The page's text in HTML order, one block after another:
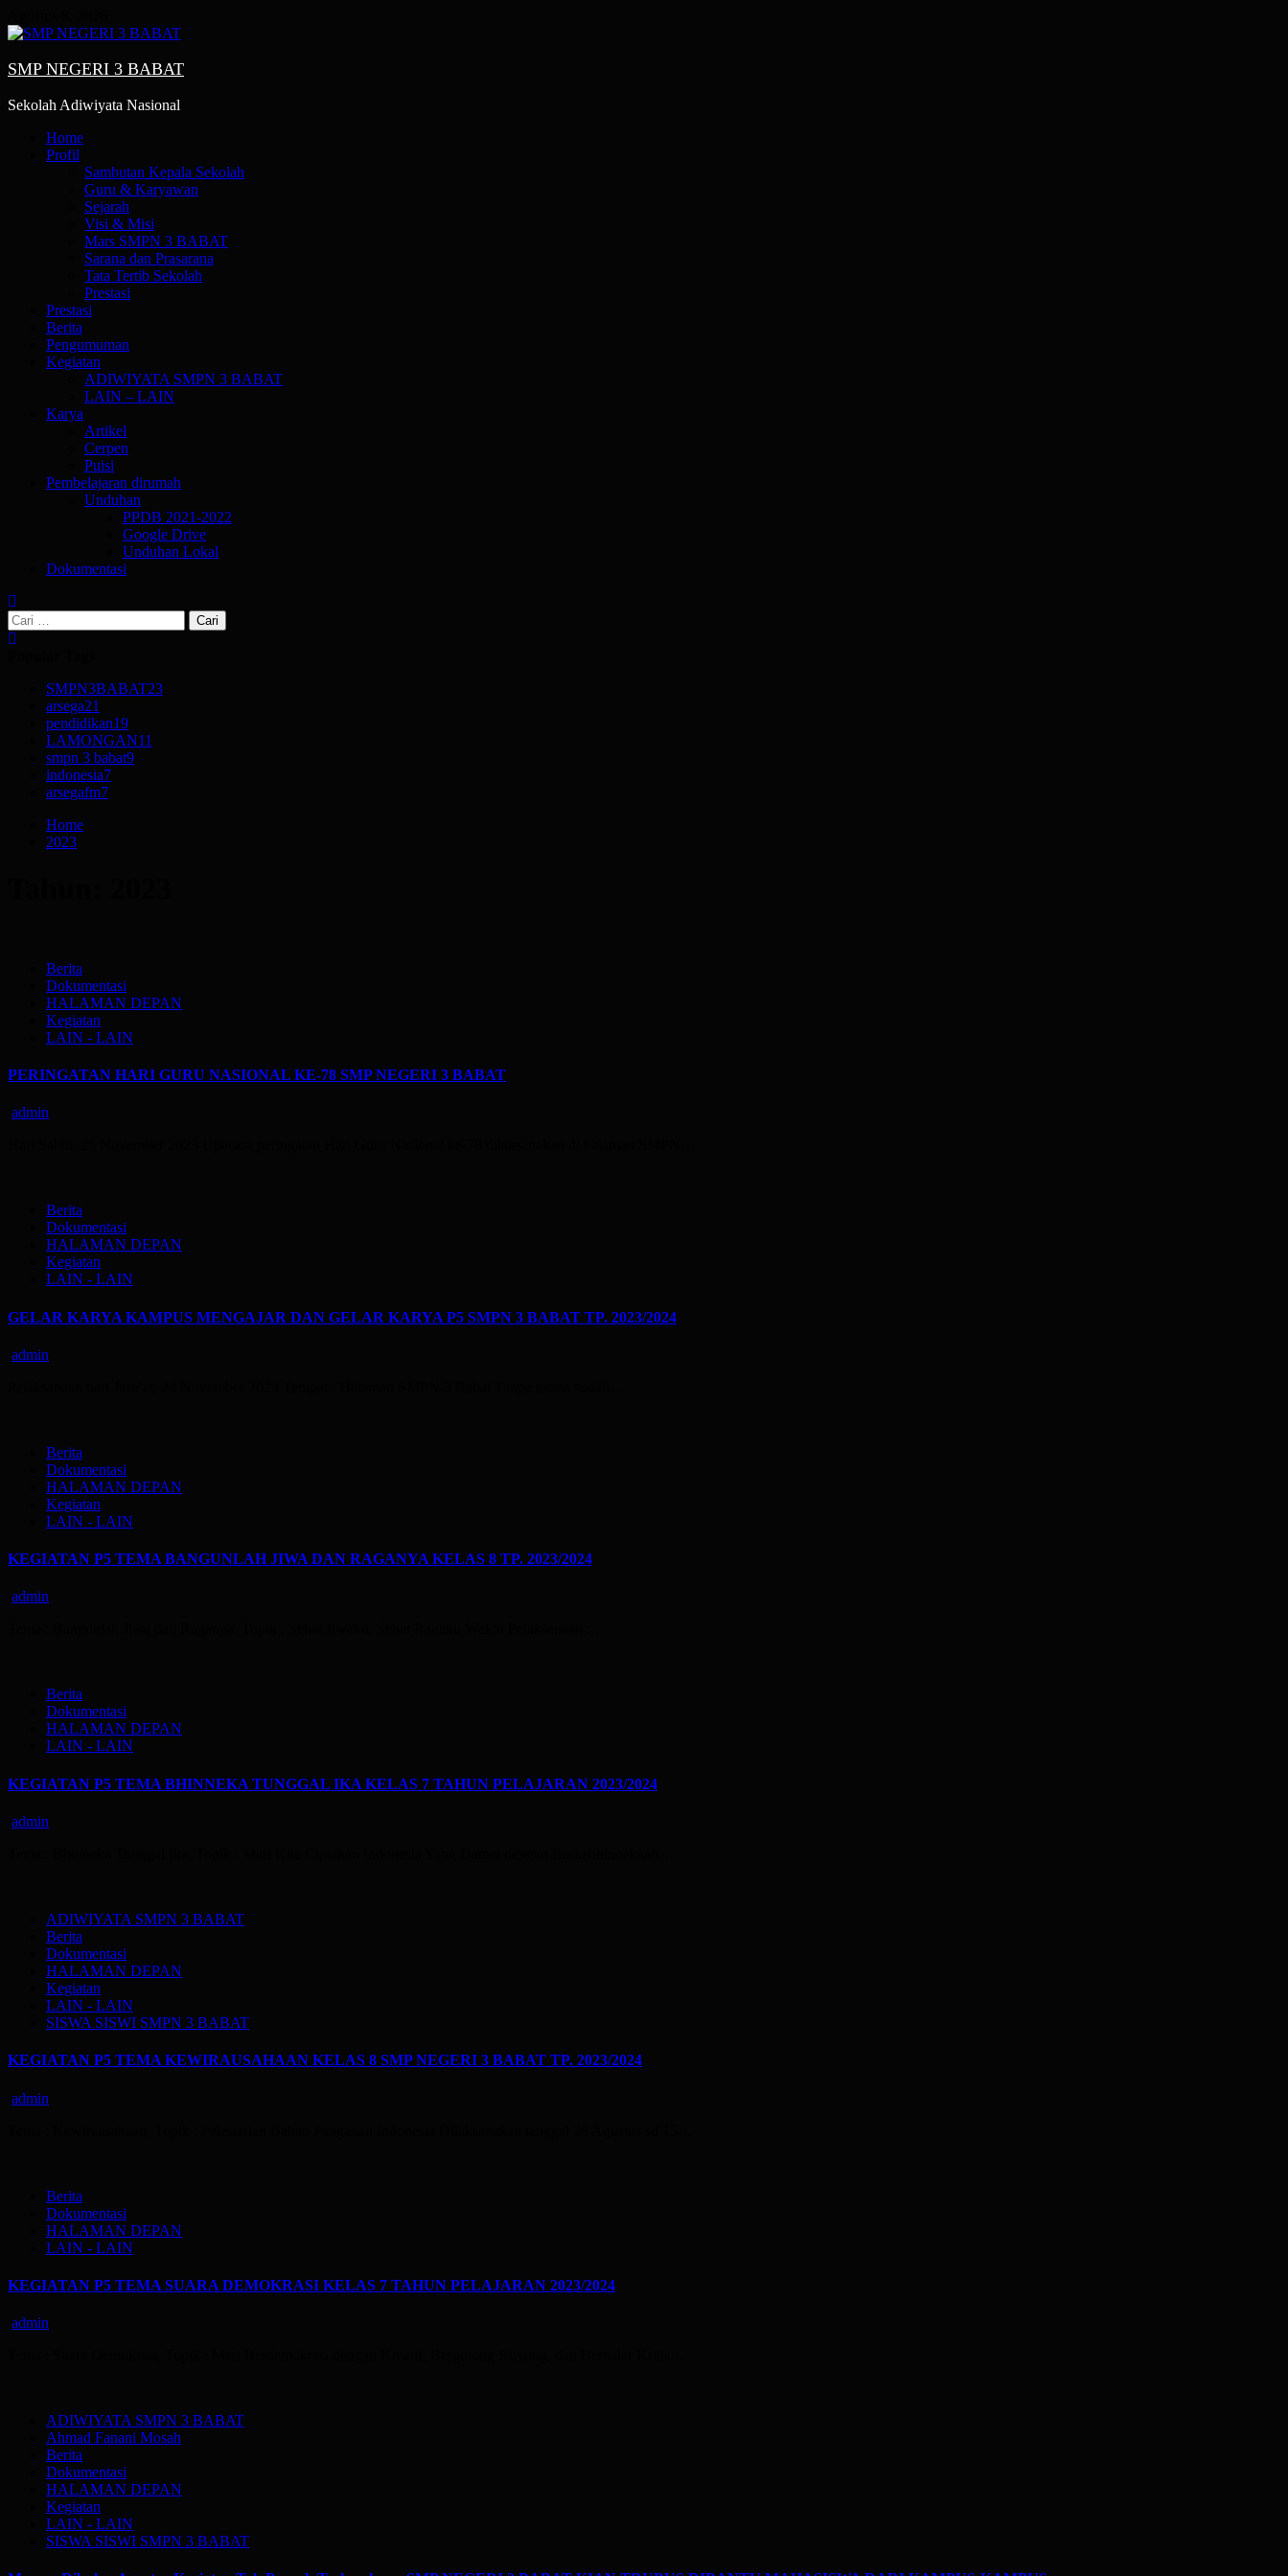
to
SMP NEGERI 3 BABAT
Sekolah Adiwiyata Nasional
PrimaryHome
Profil
Sambutan Kepala Sekolah
Guru & Karyawan
Sejarah
Visi & Misi
Mars SMPN 3 BABAT
Sarana dan Prasarana
Tata Tertib Sekolah
Prestasi
Prestasi
Berita
Pengumuman
Kegiatan
ADIWIYATA SMPN 3 BABAT
LAIN – LAIN
Karya
Artikel
Cerpen
Puisi
Pembelajaran dirumah
Unduhan
PPDB 2021-2022
Google Drive
Unduhan Lokal
Dokumentasi
Cari
untuk:
SMPN3BABAT23
arsega21
pendidikan19
LAMONGAN11
smpn 3 babat9
indonesia7
arsegafm7
Home
2023
Berita
Dokumentasi
HALAMAN DEPAN
Kegiatan
LAIN - LAIN
PERINGATAN HARI GURU NASIONAL KE-78 SMP NEGERI 3 BABAT
admin
Berita
Dokumentasi
HALAMAN DEPAN
Kegiatan
LAIN - LAIN
GELAR KARYA KAMPUS MENGAJAR DAN GELAR KARYA P5 SMPN 3 BABAT TP. 2023/2024
admin
Berita
Dokumentasi
HALAMAN DEPAN
Kegiatan
LAIN - LAIN
KEGIATAN P5 TEMA BANGUNLAH JIWA DAN RAGANYA KELAS 8 TP. 2023/2024
admin
Berita
Dokumentasi
HALAMAN DEPAN
LAIN - LAIN
KEGIATAN P5 TEMA BHINNEKA TUNGGAL IKA KELAS 7 TAHUN PELAJARAN 2023/2024
admin
ADIWIYATA SMPN 3 BABAT
Berita
Dokumentasi
HALAMAN DEPAN
Kegiatan
LAIN - LAIN
SISWA SISWI SMPN 3 BABAT
KEGIATAN P5 TEMA KEWIRAUSAHAAN KELAS 8 SMP NEGERI 3 BABAT TP. 2023/2024
admin
Berita
Dokumentasi
HALAMAN DEPAN
LAIN - LAIN
KEGIATAN P5 TEMA SUARA DEMOKRASI KELAS 7 TAHUN PELAJARAN 2023/2024
admin
ADIWIYATA SMPN 3 BABAT
Ahmad Fanani Mosah
Berita
Dokumentasi
HALAMAN DEPAN
Kegiatan
LAIN - LAIN
SISWA SISWI SMPN 3 BABAT